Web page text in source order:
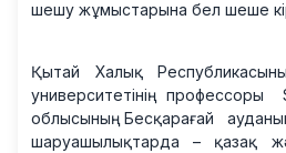
шешу жұмыстарына бел шеше
Қытай Халық
университетінің
облысының Бесқарағай
шаруашылықтарда – қазақ